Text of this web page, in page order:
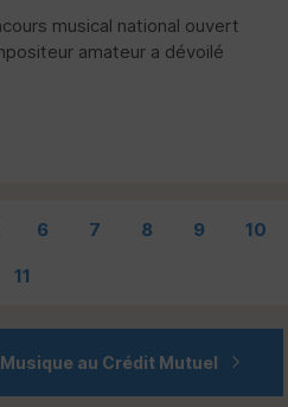
musical national ouvert
amateur a dévoilé
6 7 8 9 10
11
au Crédit Mutuel